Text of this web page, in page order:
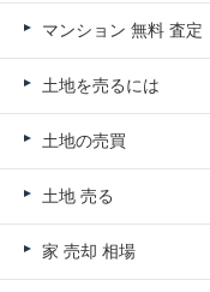
マンション 無料 査定
土地を売るには
土地の売買
土地 売る
家 売却 相場